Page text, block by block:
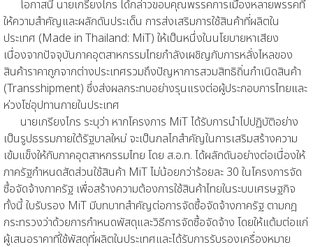
โอกาสนี้ นายเกรียงไกร ได้กล่าวขอบคุณพรรคการเมืองหลายพรรคที่
ให้ความสำคัญและผลักดันประเด็น การส่งเสริมการใช้สินค้าที่ผลิตใน
ประเทศ (Made in Thailand: MiT) ให้เป็นหนึ่งในนโยบายหาเสียง
เนื่องจากปัจจุบันภาคอุตสาหกรรมไทยกำลังเผชิญกับการหลั่งไหลของ
สินค้าราคาถูกจากต่างประเทศรวมถึงปัญหาการสวมสิทธิถิ่นกำเนิดสินค้า
(Transshipment) ซึ่งส่งผลกระทบอย่างรุนแรงต่อผู้ประกอบการไทยและ
ห่วงโซ่อุปทานภายในประเทศ
นายเกรียงไกร ระบุว่า หากโครงการ MiT ได้รับการนำไปปฏิบัติอย่าง
เป็นรูปธรรมภายใต้รัฐบาลใหม่ จะเป็นกลไกสำคัญในการเสริมสร้างความ
เข้มแข็งให้กับภาคอุตสาหกรรมไทย โดย ส.อ.ท. ได้ผลักดันอย่างต่อเนื่องให้
ภาครัฐกำหนดสัดส่วนใช้สินค้า MiT ไม่น้อยกว่าร้อยละ 30 ในโครงการจัด
ซื้อจัดจ้างภาครัฐ เพื่อสร้างความต้องการใช้สินค้าไทยในระบบเศรษฐกิจ
ทั้งนี้ ใบรับรอง MiT มีบทบาทสำคัญต่อการจัดซื้อจัดจ้างภาครัฐ ตามกฎ
กระทรวงว่าด้วยการกำหนดพัสดุและวิธีการจัดซื้อจัดจ้าง โดยให้แต้มต่อแก่
ผู้เสนอราคาที่ใช้พัสดุที่ผลิตในประเทศและได้รับการรับรองเครื่องหมาย